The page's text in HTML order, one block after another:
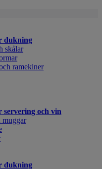
dukning
skålar
ramekiner
servering och vin
muggar
dukning